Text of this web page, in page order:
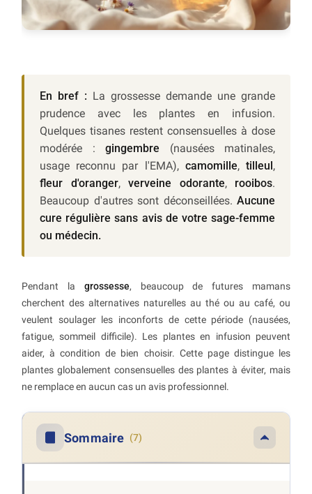
En bref : La grossesse demande une grande
prudence avec les plantes en infusion.
Quelques tisanes restent consensuelles à dose
modérée : gingembre (nausées matinales,
usage reconnu par l'EMA), camomille,tilleul ,
fleur d'oranger, verveine odorante, rooibos.
Beaucoup d'autres sont déconseillées. Aucune
cure régulière sans avis de votre sage-femme
ou médecin.
Pendant la grossesse, beaucoup de futures mamans
cherchent des alternatives naturelles au thé ou au café, ou
veulent soulager les inconforts de cette période (nausées,
fatigue, sommeil difficile). Les plantes en infusion peuvent
aider, à condition de bien choisir. Cette page distingue les
plantes globalement consensuelles des plantes à éviter, mais
ne remplace en aucun cas un avis professionnel.
Sommaire (7)